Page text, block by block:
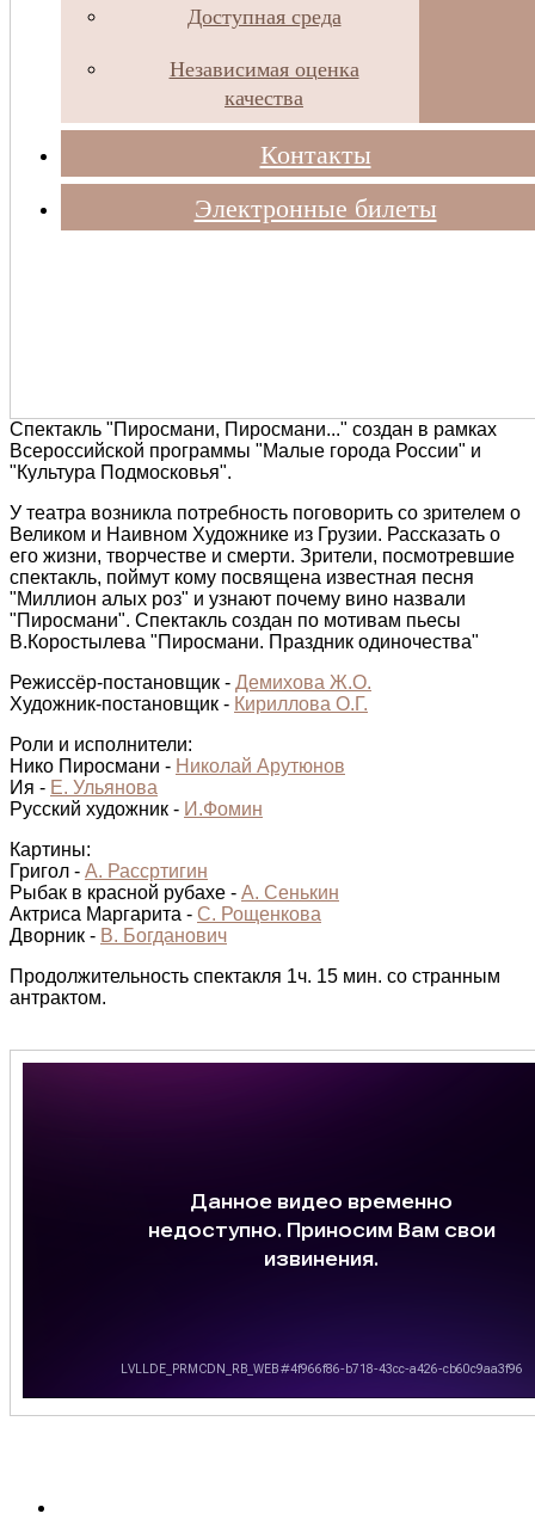
Доступная среда
Независимая оценка
качества
Контакты
Электронные билеты
Спектакль "Пиросмани, Пиросмани..." создан в рамках
Всероссийской программы "Малые города России" и
"Культура Подмосковья".
У театра возникла потребность поговорить со зрителем о
Великом и Наивном Художнике из Грузии. Рассказать о
его жизни, творчестве и смерти. Зрители, посмотревшие
спектакль, поймут кому посвящена известная песня
"Миллион алых роз" и узнают почему вино назвали
"Пиросмани". Спектакль создан по мотивам пьесы
В.Коростылева "Пиросмани. Праздник одиночества"
Режиссёр-постановщик - Демихова Ж.О.
Художник-постановщик - Кириллова О.Г.
Роли и исполнители:
Нико Пиросмани - Николай Арутюнов
Ия - Е. Ульянова
Русский художник - И.Фомин
Картины:
Григол - А. Рассртигин
Рыбак в красной рубахе - А. Сенькин
Актриса Маргарита - С. Рощенкова
Дворник - В. Богданович
Продолжительность спектакля 1ч. 15 мин. со странным
антрактом.